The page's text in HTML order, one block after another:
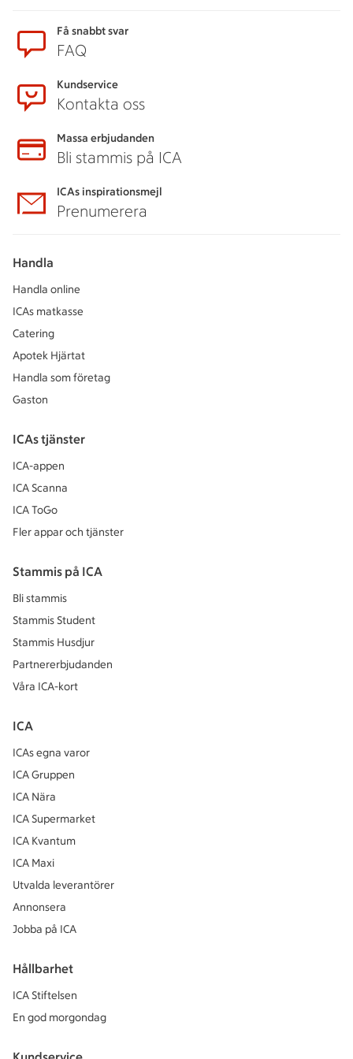
Få snabbt svar
FAQ
Kundservice
Kontakta oss
Massa erbjudanden
Bli stammis på ICA
ICAs inspirationsmejl
Prenumerera
Handla
Handla online
ICAs matkasse
Catering
Apotek Hjärtat
Handla som företag
Gaston
ICAs tjänster
ICA-appen
ICA Scanna
ICA ToGo
Fler appar och tjänster
Stammis på ICA
Bli stammis
Stammis Student
Stammis Husdjur
Partnererbjudanden
Våra ICA-kort
ICA
ICAs egna varor
ICA Gruppen
ICA Nära
ICA Supermarket
ICA Kvantum
ICA Maxi
Utvalda leverantörer
Annonsera
Jobba på ICA
Hållbarhet
ICA Stiftelsen
En god morgondag